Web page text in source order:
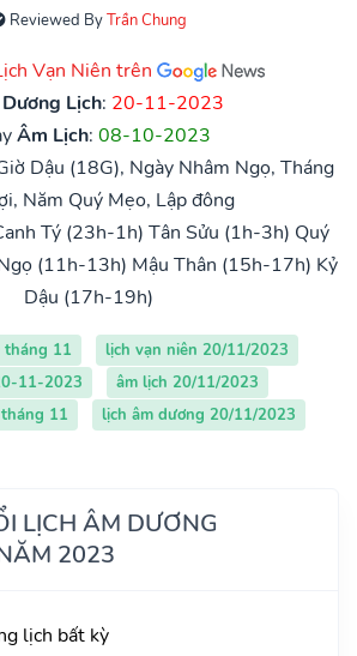
Reviewed ByTrần Chung
Vạn Niên trên
Dương Lịch: 20-11-2023
Âm Lịch: 08-10-2023
Dậu (18G), Ngày Nhâm Ngọ, Tháng
Năm Quý Mẹo, Lập đông
Tý (23h-1h) Tân Sửu (1h-3h) Quý
(11h-13h) Mậu Thân (15h-17h) Kỷ
Dậu (17h-19h)
tháng 11
lịch vạn niên 20/11/2023
11-2023
âm lịch 20/11/2023
11
lịch âm dương 20/11/2023
LỊCH ÂM DƯƠNG
2023
lịch bất kỳ